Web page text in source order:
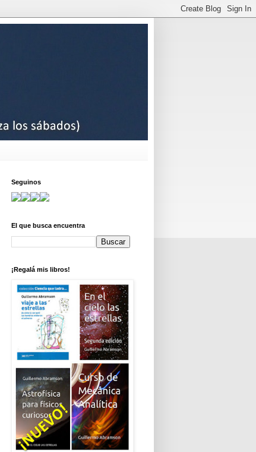
Seguinos
El que busca encuentra
¡Regalá mis libros!